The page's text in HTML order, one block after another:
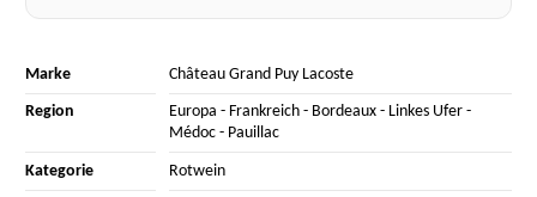
Marke Château Grand Puy Lacoste
Region Europa - Frankreich- Bordeaux- Linkes Ufer-
Médoc- Pauillac
Kategorie Rotwein